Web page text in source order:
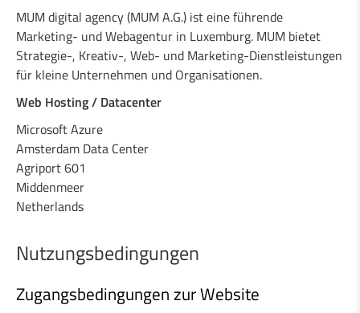
MUM digital agency (MUM A.G.) ist eine führende
Marketing- und Webagentur in Luxemburg. MUM bietet
Strategie-, Kreativ-, Web- und Marketing-Dienstleistungen
für kleine Unternehmen und Organisationen.
Web Hosting / Datacenter
Microsoft Azure
Amsterdam Data Center
Agriport 601
Middenmeer
Netherlands
Nutzungsbedingungen
Zugangsbedingungen zur Website